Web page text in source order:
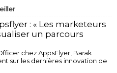
: « Les marketeurs
un parcours
chez AppsFlyer, ​Barak
sur les dernières innovation de